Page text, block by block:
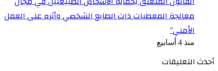
معالجة المعطيات ذات الطابع الشخصي وأثره على العمل
الأمني”
منذ 4 أسابيع
أحدث التعليقات